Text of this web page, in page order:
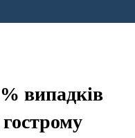
випадків